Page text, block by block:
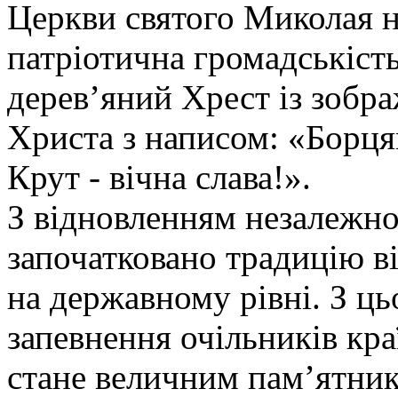
Церкви святого Миколая
патріотична
дерев’яний Хрест із
Христа з написом:
Крут - вічна слава!».
З відновленням
започатковано традицію
на державному рівні. З
запевнення очільників
стане величним